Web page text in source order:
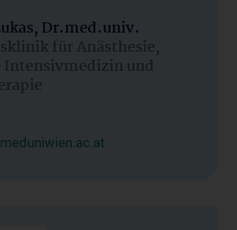
Dr.med.univ.
für Anästhesie,
und